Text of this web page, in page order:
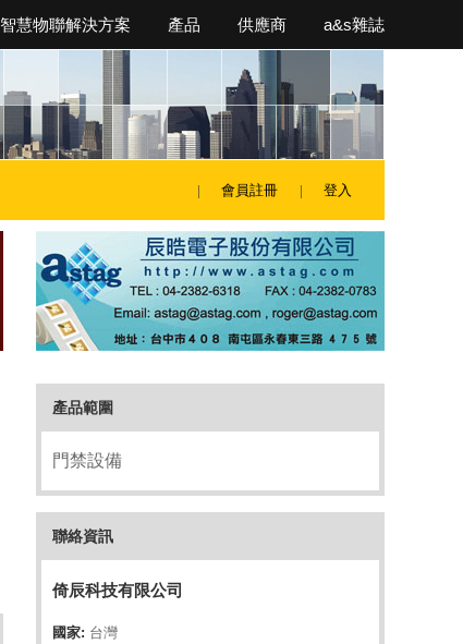
智慧物聯解決方案 產品 供應商 a&s雜誌
會員註冊 登入
產品範圍
門禁設備
聯絡資訊
倚辰科技有限公司
國家: 台灣